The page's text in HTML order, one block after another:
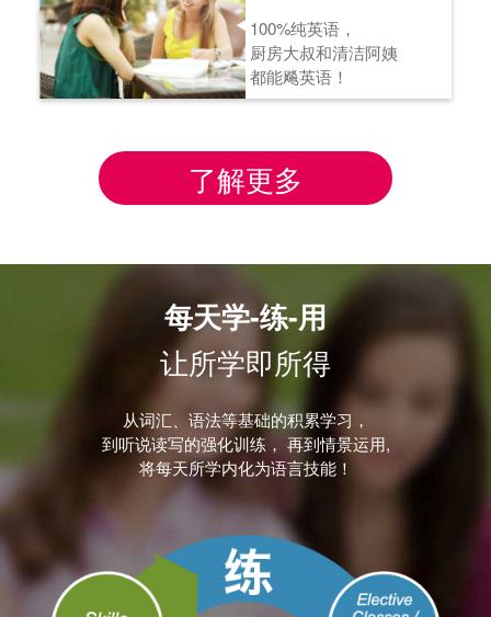
100%纯英语，
厨房大叔和清洁阿姨
都能飚英语！
了解更多
每天学-练-用
让所学即所得
从词汇、语法等基础的积累学习，
到听说读写的强化训练， 再到情景运用,
将每天所学内化为语言技能！